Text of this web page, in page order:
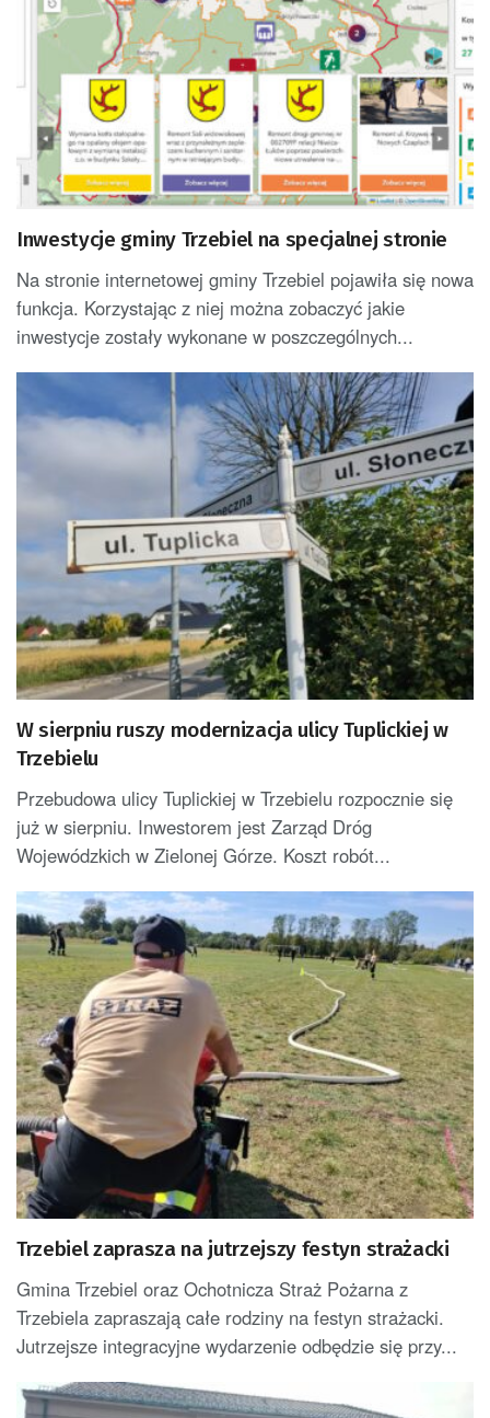
Inwestycje gminy Trzebiel na specjalnej stronie
Na stronie internetowej gminy Trzebiel pojawiła się nowa
funkcja. Korzystając z niej można zobaczyć jakie
inwestycje zostały wykonane w poszczególnych...
W sierpniu ruszy modernizacja ulicy Tuplickiej w
Trzebielu
Przebudowa ulicy Tuplickiej w Trzebielu rozpocznie się
już w sierpniu. Inwestorem jest Zarząd Dróg
Wojewódzkich w Zielonej Górze. Koszt robót...
Trzebiel zaprasza na jutrzejszy festyn strażacki
Gmina Trzebiel oraz Ochotnicza Straż Pożarna z
Trzebiela zapraszają całe rodziny na festyn strażacki.
Jutrzejsze integracyjne wydarzenie odbędzie się przy...